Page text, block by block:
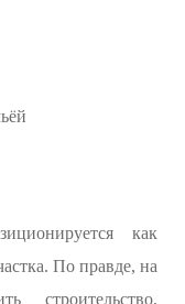
как
По правде, на
строительство,